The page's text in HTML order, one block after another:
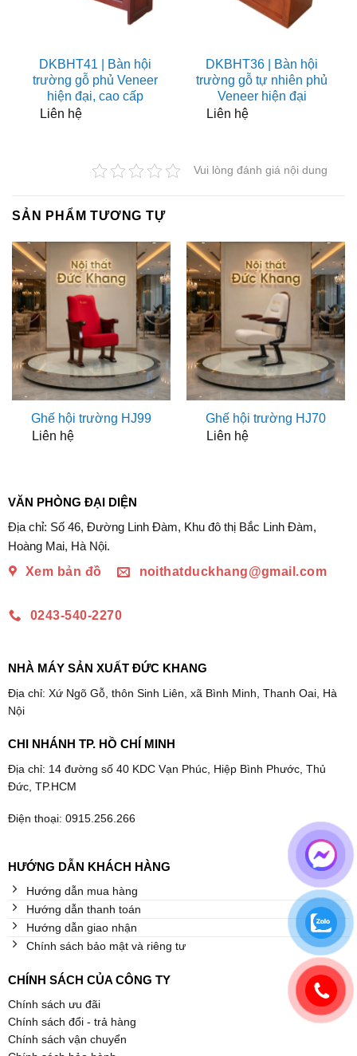
DKBHT41 | Bàn hội
trường gỗ phủ Veneer
hiện đại, cao cấp
Liên hệ
DKBHT36 | Bàn hội
trường gỗ tự nhiên phủ
Veneer hiện đại
Liên hệ
Vui lòng đánh giá nội dung
SẢN PHẨM TƯƠNG TỰ
Ghế hội trường HJ99
Liên hệ
Ghế hội trường HJ70
Liên hệ
VĂN PHÒNG ĐẠI DIỆN
Địa chỉ: Số 46, Đường Linh Đàm, Khu đô thị Bắc Linh Đàm,
Hoàng Mai, Hà Nội.
Xem bản đồ
noithatduckhang@gmail.com
0243-540-2270
NHÀ MÁY SẢN XUẤT ĐỨC KHANG
Địa chỉ: Xứ Ngõ Gỗ, thôn Sinh Liên, xã Bình Minh, Thanh Oai, Hà
Nội
CHI NHÁNH TP. HỒ CHÍ MINH
Địa chỉ: 14 đường số 40 KDC Vạn Phúc, Hiệp Bình Phước, Thủ
Đức, TP.HCM
Điện thoại: 0915.256.266
HƯỚNG DẪN KHÁCH HÀNG
Hướng dẫn mua hàng
Hướng dẫn thanh toán
Hướng dẫn giao nhận
Chính sách bảo mật và riêng tư
CHÍNH SÁCH CỦA CÔNG TY
Chính sách ưu đãi
Chính sách đổi - trả hàng
Chính sách vận chuyển